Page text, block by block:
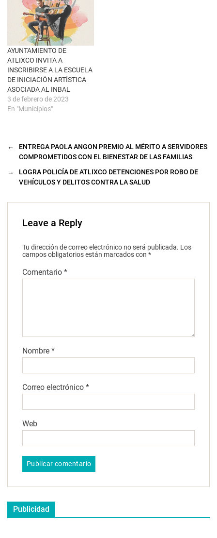
e
n
t
a
n
a
n
u
e
v
a
)
AYUNTAMIENTO DE
ATLIXCO INVITA A
INSCRIBIRSE A LA ESCUELA
DE INICIACIÓN ARTÍSTICA
ASOCIADA AL INBAL
3 de febrero de 2023
En "Municipios"
←
ENTREGA PAOLA ANGON PREMIO AL MÉRITO A SERVIDORES
COMPROMETIDOS CON EL BIENESTAR DE LAS FAMILIAS
→
LOGRA POLICÍA DE ATLIXCO DETENCIONES POR ROBO DE
VEHÍCULOS Y DELITOS CONTRA LA SALUD
Leave a Reply
Tu dirección de correo electrónico no será publicada. Los
campos obligatorios están marcados con *
Comentario *
Nombre *
Correo electrónico *
Web
Publicidad